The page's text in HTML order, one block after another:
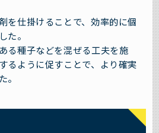
を仕掛けることで、効率的に個
た。
る種子などを混ぜる工夫を施
るように促すことで、より確実
。